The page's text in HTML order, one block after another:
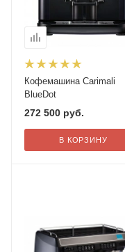
Кофемашина Carimali
BlueDot
272 500 руб.
В КОРЗИНУ